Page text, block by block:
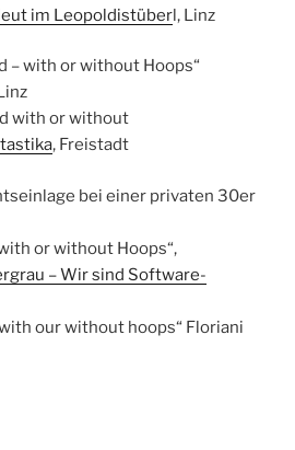
im Leopoldistüberl, Linz
– with or without Hoops“
with or without
, Freistadt
bei einer privaten 30er
or without Hoops“,
– Wir sind Software-
our without hoops“ Floriani